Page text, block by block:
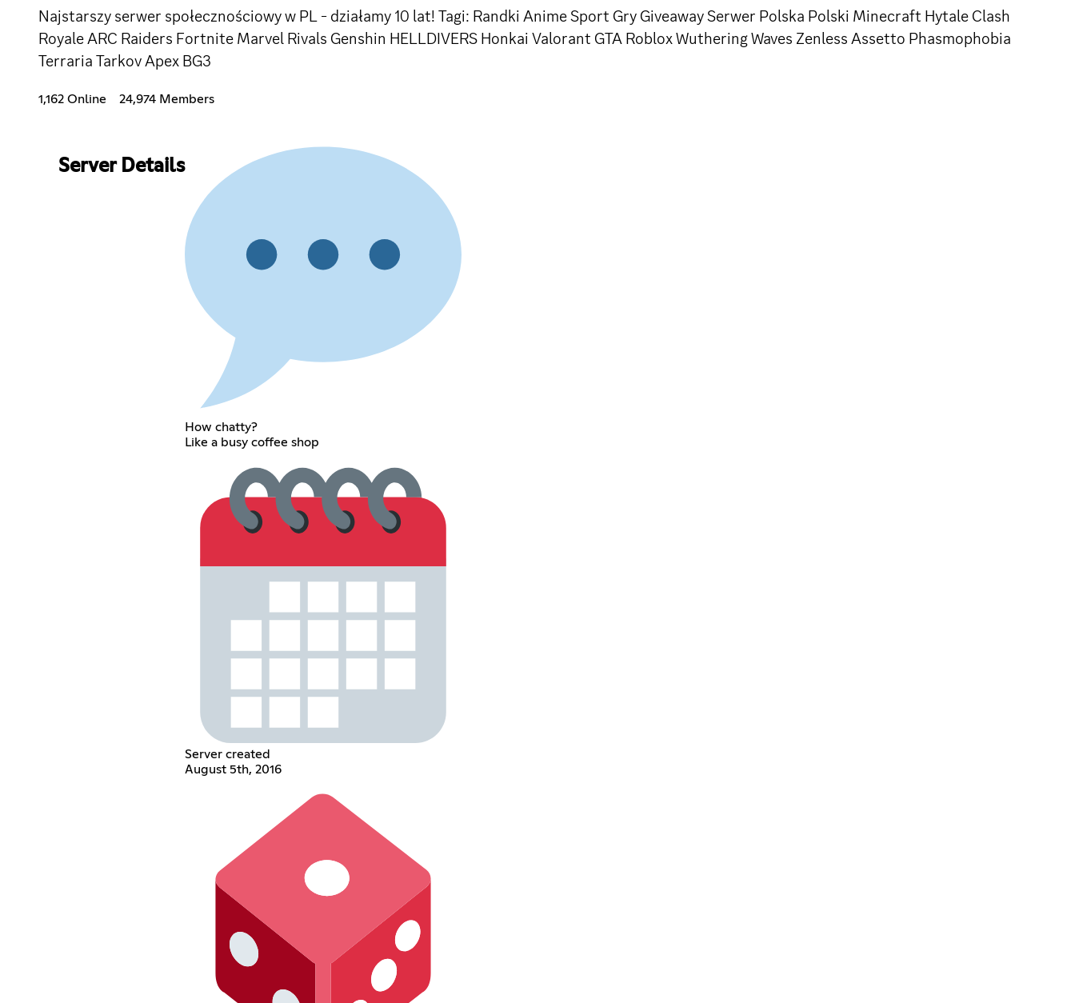
Najstarszy serwer społecznościowy w PL - działamy 10 lat! Tagi: Randki Anime Sport Gry Giveaway Serwer Polska Polski Minecraft Hytale Clash
Royale ARC Raiders Fortnite Marvel Rivals Genshin HELLDIVERS Honkai Valorant GTA Roblox Wuthering Waves Zenless Assetto Phasmophobia
Terraria Tarkov Apex BG3
1,162 Online 24,974 Members
Server Details
How chatty?
Like a busy coffee shop
Server created
August 5th, 2016